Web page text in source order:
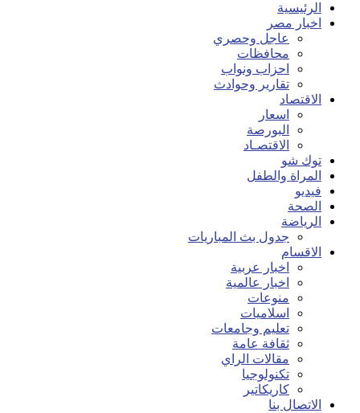
الرئيسية
اخبار مصر
عاجل وحصري
محافظات
احزاب ونواب
تقارير وحوادث
الاقتصاد
اسعار
البورصة
الاقتصـاد
توك شو
المراة والطفل
فيديو
الصحة
الرياضة
جدول بث المباريات
الاقسام
اخبار عربية
اخبار عالمية
منوعات
اسلاميات
تعليم وجامعات
ثقافة عامة
مقالات الراي
تكنولوجيا
كاريكاتير
الاتصال بنا